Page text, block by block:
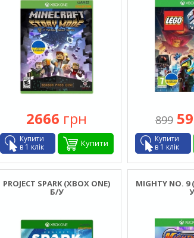
2666 грн
Купити
Купити
в 1 клік
899
Купити
в 1 клік
PROJECT SPARK (XBOX ONE)
Б/У
MIGHTY NO. 9
У